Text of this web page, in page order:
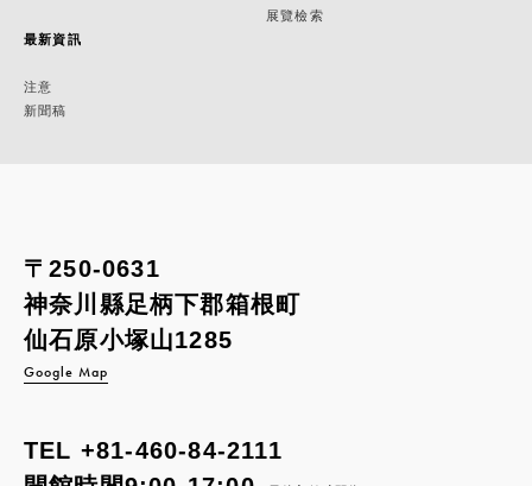
最新資訊
注意
新聞稿
展覽檢索
〒250-0631
神奈川縣足柄下郡箱根町
仙石原小塚山1285
Google Map
TEL +81-460-84-2111